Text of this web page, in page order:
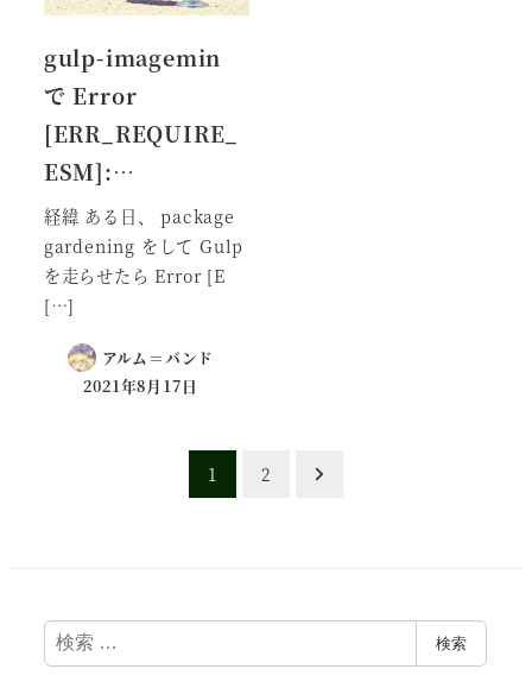
gulp-imagemin
で Error
[ERR_REQUIRE_
ESM]:…
経緯 ある日、 package
gardening をして Gulp
を走らせたら Error [E
[…]
アルム＝バンド
2021年8月17日
ペ
ー
1 2
検
索
検索